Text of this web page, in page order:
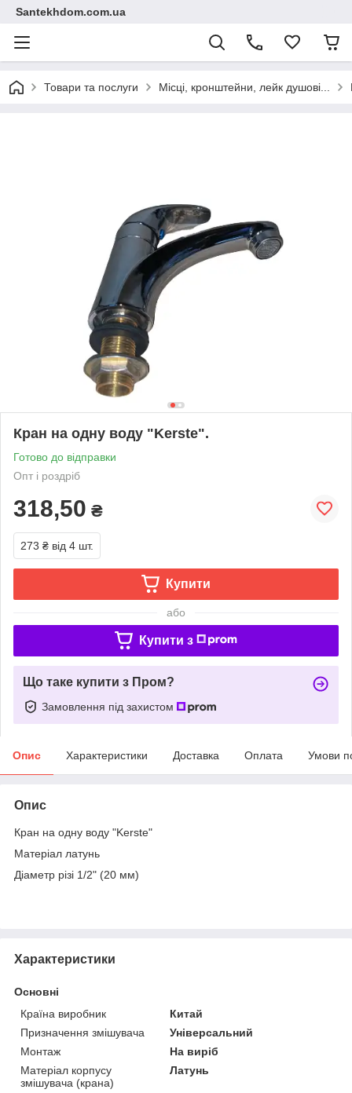
Santekhdom.com.ua
Товари та послуги Місці, кронштейни, лейк душові...
Кран на одну воду "Kerste".
Готово до відправки
Опт і роздріб
318,50 ₴
273 ₴ від 4 шт.
Купити
або
Купити з
Що таке купити з Пром?
Замовлення під захистом
Опис Характеристики Доставка Оплата Умови
Опис
Кран на одну воду "Kerste"
Матеріал латунь
Діаметр різі 1/2" (20 мм)
Характеристики
Основні
Країна виробник
Китай
Призначення змішувача
Універсальний
Монтаж
На виріб
Матеріал корпусу
змішувача (крана)
Латунь